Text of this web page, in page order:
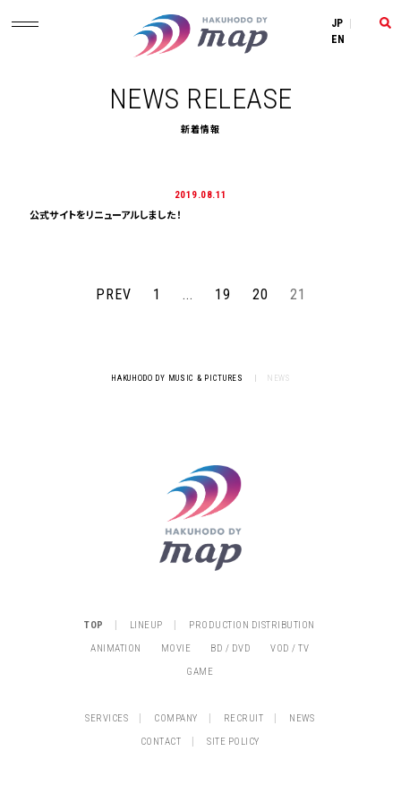
JP
EN
NEWS RELEASE
新着情報
2019.08.11
公式サイトをリニューアルしました！
PREV 1 ... 19 20 21
HAKUHODO DY MUSIC & PICTURES NEWS
TOP LINEUP
PRODUCTION DISTRIBUTION
ANIMATION
MOVIE BD / DVD
VOD / TV
GAME
SERVICES COMPANY RECRUIT
NEWS
CONTACT
SITE POLICY